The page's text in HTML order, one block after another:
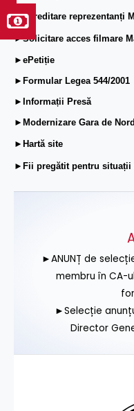
►Acreditare reprezentanți
►Solicitare acces filmare
►ePetiție
►Formular Legea 544/2001
►Informații Presă
►Modernizare Gara de Nord
►Hartă site
►Fii pregătit pentru situații
►ANUNȚ de
membru în CA-ul
►Selecție
Director